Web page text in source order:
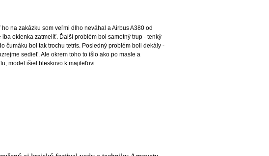
na zakázku som veľmi dlho neváhal a Airbus A380 od
okienka zatmeliť. Ďalší problém bol samotný trup - tenký
čumáku bol tak trochu tetris. Posledný problém boli dekály -
sedieť. Ale okrem toho to išlo ako po masle a
model išiel bleskovo k majiteľovi.